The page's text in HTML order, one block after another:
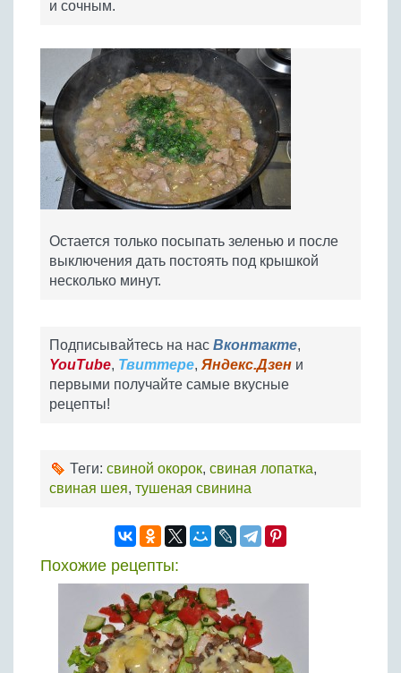
и сочным.
Остается только посыпать зеленью и после
выключения дать постоять под крышкой
несколько минут.
Подписывайтесь на нас Вконтакте,
YouTube, Твиттере, Яндекс.Дзен и
первыми получайте самые вкусные
рецепты!
Теги: свиной окорок, свиная лопатка,
свиная шея, тушеная свинина
Похожие рецепты: